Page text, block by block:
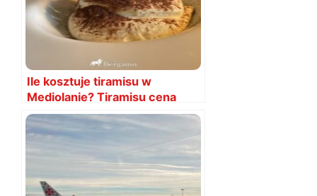
Ile kosztuje tiramisu w
Mediolanie? Tiramisu cena